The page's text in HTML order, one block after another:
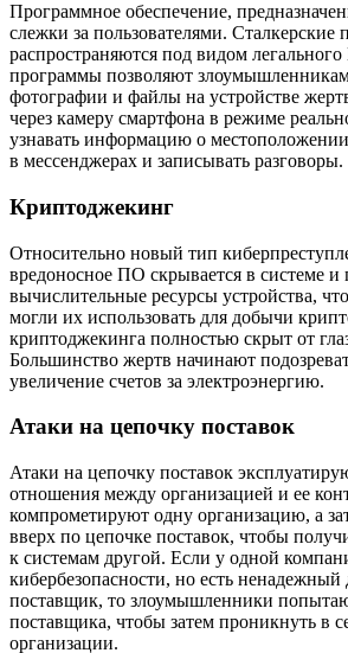
Программное обеспечение,
слежки за пользователями. Сталкерские
распространяются под видом
программы позволяют
фотографии и файлы на устройстве
через камеру смартфона в режиме
узнавать информацию о
в мессенджерах и записывать разговоры.
Криптоджекинг
Относительно новый тип
вредоносное ПО скрывается в системе и
вычислительные ресурсы устройства,
могли их использовать для добычи
криптоджекинга полностью скрыт от
Большинство жертв начинают
увеличение счетов за электроэнергию.
Атаки на цепочку поставок
Атаки на цепочку поставок
отношения между организацией и ее
компрометируют одну организацию, а
вверх по цепочке поставок, чтобы
к системам другой. Если у одной
кибербезопасности, но есть
поставщик, то злоумышленники
поставщика, чтобы затем проникнуть в
организации.